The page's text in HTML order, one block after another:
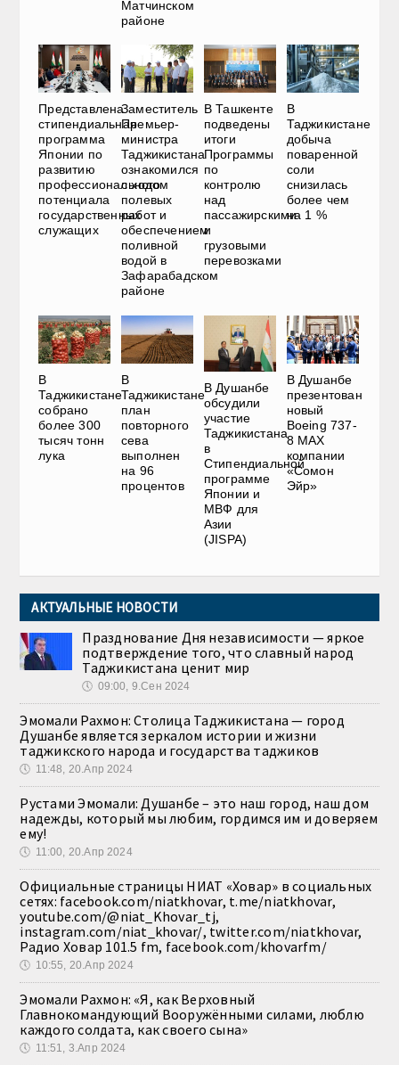
Матчинском
районе
Представлена
стипендиальная
программа
Японии по
развитию
профессионального
потенциала
государственных
служащих
Заместитель
Премьер-
министра
Таджикистана
ознакомился
с ходом
полевых
работ и
обеспечением
поливной
водой в
Зафарабадском
районе
В Ташкенте
подведены
итоги
Программы
по
контролю
над
пассажирскими
и
грузовыми
перевозками
В
Таджикистане
добыча
поваренной
соли
снизилась
более чем
на 1 %
В
Таджикистане
собрано
более 300
тысяч тонн
лука
В
Таджикистане
план
повторного
сева
выполнен
на 96
процентов
В Душанбе
обсудили
участие
Таджикистана
в
Стипендиальной
программе
Японии и
МВФ для
Азии
(JISPA)
В Душанбе
презентован
новый
Boeing 737-
8 MAX
компании
«Сомон
Эйр»
АКТУАЛЬНЫЕ НОВОСТИ
Празднование Дня независимости — яркое
подтверждение того, что славный народ
Таджикистана ценит мир
🕔 09:00, 9.Сен 2024
Эмомали Рахмон: Столица Таджикистана — город
Душанбе является зеркалом истории и жизни
таджикского народа и государства таджиков
🕔 11:48, 20.Апр 2024
Рустами Эмомали: Душанбе – это наш город, наш дом
надежды, который мы любим, гордимся им и доверяем
ему!
🕔 11:00, 20.Апр 2024
Официальные страницы НИАТ «Ховар» в социальных
сетях: facebook.com/niatkhovar, t.me/niatkhovar,
youtube.com/@niat_Khovar_tj,
instagram.com/niat_khovar/, twitter.com/niatkhovar,
Радио Ховар 101.5 fm, facebook.com/khovarfm/
🕔 10:55, 20.Апр 2024
Эмомали Рахмон: «Я, как Верховный
Главнокомандующий Вооружёнными силами, люблю
каждого солдата, как своего сына»
🕔 11:51, 3.Апр 2024